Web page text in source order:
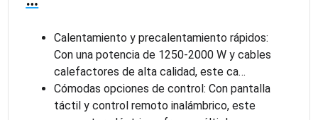
Calentamiento y precalentamiento rápidos:
Con una potencia de 1250-2000 W y cables
calefactores de alta calidad, este ca…
Cómodas opciones de control: Con pantalla
táctil y control remoto inalámbrico, este